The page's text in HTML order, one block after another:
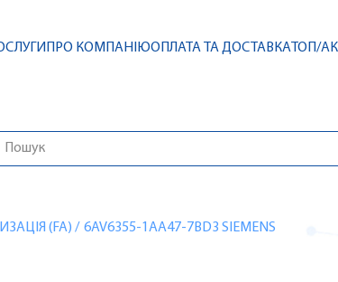
ПРО КОМПАНІЮОПЛАТА ТА ДОСТАВКАТОП/
(FA) / 6AV6355-1AA47-7BD3 SIEMENS